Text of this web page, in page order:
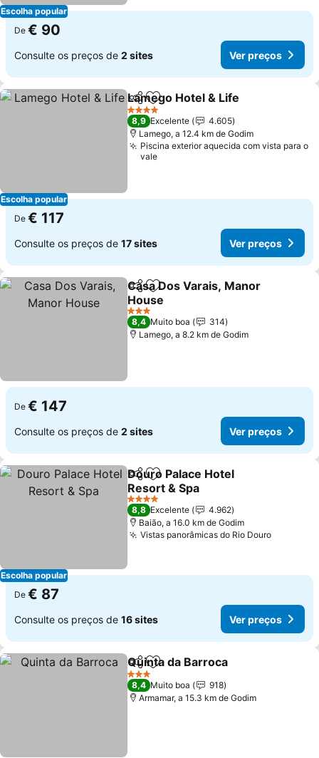
Escolha popular
De € 90
Consulte os preços de 2 sites Ver preços
Escolha popular
PartilharAdicionar aos favoritos
Lamego Hotel & Life
4 Estrelas
8,9 Excelente
4.605
Lamego, a 12.4 km de Godim
Piscina exterior aquecida com vista para o
vale
De € 117
Consulte os preços de 17 sites Ver preços
PartilharAdicionar aos favoritos
Casa Dos Varais, Manor
House
Ver preços
3 Estrelas
8,4 Muito boa
314
Lamego, a 8.2 km de Godim
De € 147
Consulte os preços de 2 sites Ver preços
Escolha popular
PartilharAdicionar aos favoritos
Douro Palace Hotel
Resort & Spa
Ver preços
4 Estrelas
8,8 Excelente
4.962
Baião, a 16.0 km de Godim
Vistas panorâmicas do Rio DouroVer
De € 87
Consulte os preços de 16 sites Ver preços
PartilharAdicionar aos favoritos
Quinta da Barroca
3 Estrelas
8,4 Muito boa
918
Armamar, a 15.3 km de Godim